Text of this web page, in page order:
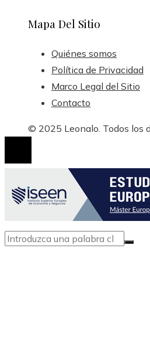
Mapa Del Sitio
Quiénes somos
Política de Privacidad
Marco Legal del Sitio
Contacto
© 2025 Leonalo. Todos los